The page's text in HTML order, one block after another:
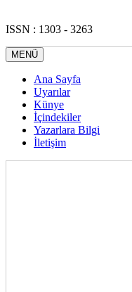
ISSN : 1303 - 3263
MENÜ
Ana Sayfa
Uyarılar
Künye
İçindekiler
Yazarlara Bilgi
İletişim